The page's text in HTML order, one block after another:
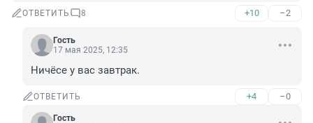
ОТВЕТИТЬ 8 +10 –2
Гость
17 мая 2025, 12:35
Ничёсе у вас завтрак.
ОТВЕТИТЬ +4 –0
Гость